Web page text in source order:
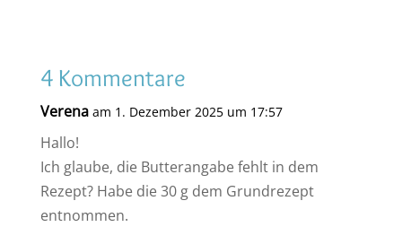
4 Kommentare
Verena am 1. Dezember 2025 um 17:57
Hallo!
Ich glaube, die Butterangabe fehlt in dem
Rezept? Habe die 30 g dem Grundrezept
entnommen.